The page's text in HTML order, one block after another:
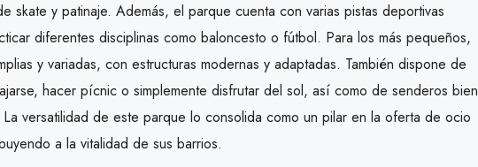
skate y patinaje. Además, el parque cuenta con varias pistas deportivas
diferentes disciplinas como baloncesto o fútbol. Para los más pequeños,
y variadas, con estructuras modernas y adaptadas. También dispone de
hacer pícnic o simplemente disfrutar del sol, así como de senderos bien
versatilidad de este parque lo consolida como un pilar en la oferta de ocio
a la vitalidad de sus barrios.